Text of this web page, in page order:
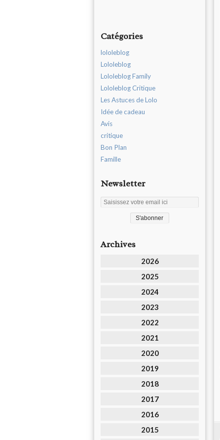
Catégories
lololeblog
Lololeblog
Lololeblog Family
Lololeblog Critique
Les Astuces de Lolo
Idée de cadeau
Avis
critique
Bon Plan
Famille
Newsletter
Archives
2026
2025
2024
2023
2022
2021
2020
2019
2018
2017
2016
2015